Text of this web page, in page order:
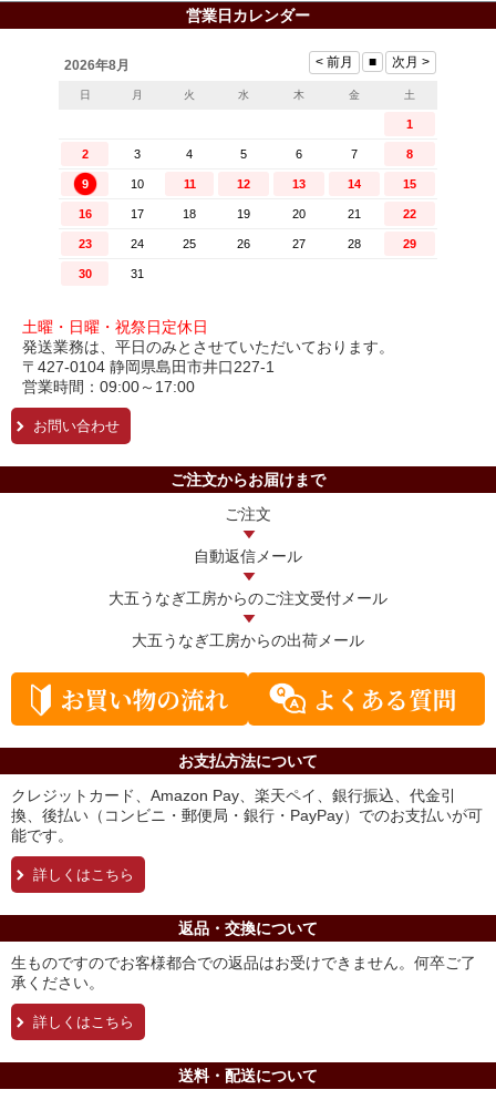
営業日カレンダー
土曜・日曜・祝祭日定休日
発送業務は、平日のみとさせていただいております。
〒427-0104 静岡県島田市井口227-1
営業時間：09:00～17:00
お問い合わせ
ご注文からお届けまで
ご注文
自動返信メール
大五うなぎ工房からのご注文受付メール
大五うなぎ工房からの出荷メール
お支払方法について
クレジットカード、Amazon Pay、楽天ペイ、銀行振込、代金引
換、後払い（コンビニ・郵便局・銀行・PayPay）でのお支払いが可
能です。
詳しくはこちら
返品・交換について
生ものですのでお客様都合での返品はお受けできません。何卒ご了
承ください。
詳しくはこちら
送料・配送について